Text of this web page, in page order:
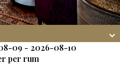
09 - 2026-08-10
per rum